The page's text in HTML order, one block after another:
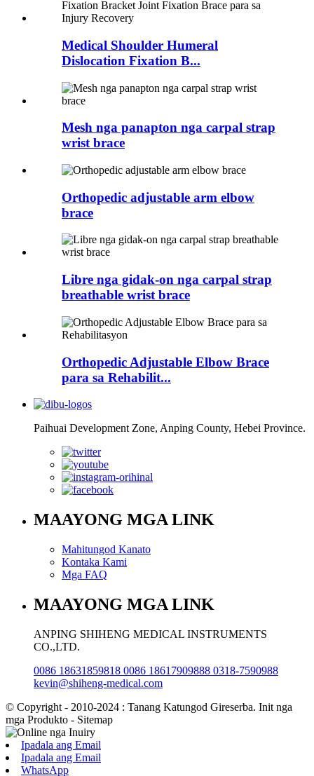
Medical Shoulder Humeral
Dislocation Fixation B...
Mesh nga panapton nga carpal strap
wrist brace
Orthopedic adjustable arm elbow
brace
Libre nga gidak-on nga carpal strap
breathable wrist brace
Orthopedic Adjustable Elbow Brace
para sa Rehabilit...
Paihuai Development Zone, Anping County, Hebei Province.
MAAYONG MGA LINK
Mahitungod Kanato
Kontaka Kami
Mga FAQ
MAAYONG MGA LINK
ANPING SHIHENG MEDICAL INSTRUMENTS
CO.,LTD.
0086 18631859818 0086 18617909888 0318-7590988
kevin@shiheng-medical.com
© Copyright - 2010-2024 : Tanang Katungod Gireserba. Init nga
mga Produkto - Sitemap
Ipadala ang Email
Ipadala ang Email
WhatsApp